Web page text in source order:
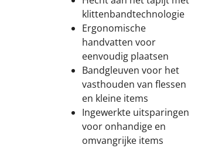
klittenbandtechnologie
Ergonomische
handvatten voor
eenvoudig plaatsen
Bandgleuven voor het
vasthouden van flessen
en kleine items
Ingewerkte uitsparingen
voor onhandige en
omvangrijke items